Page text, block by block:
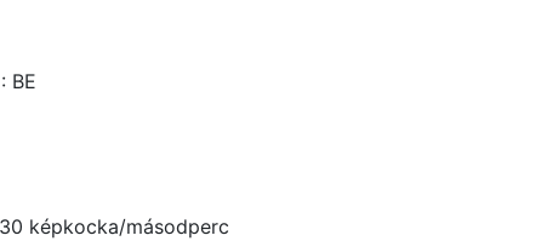
BE
képkocka/másodperc